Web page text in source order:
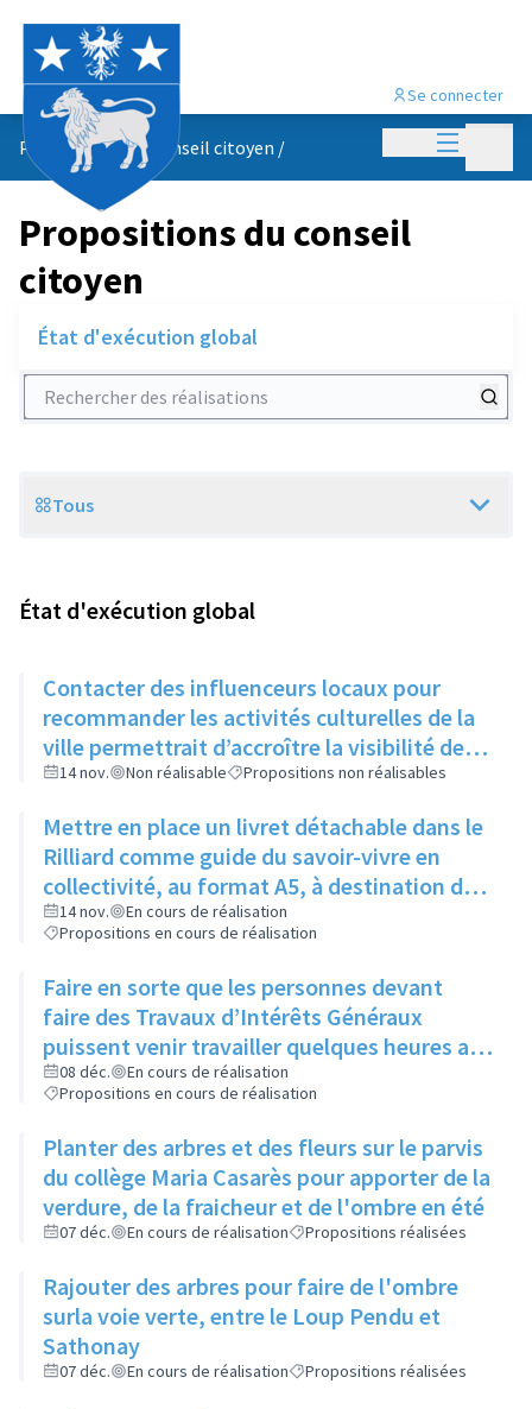
Menu
Se connecter
Propositions du conseil citoyen /
Propositions du conseil
citoyen
État d'exécution global
Rechercher des réalisations
Scope
Tous
État d'exécution global
Contacter des influenceurs locaux pour
recommander les activités culturelles de la
ville permettrait d’accroître la visibilité des
évènements auprès des jeunes
14 nov. Non réalisable Propositions non réalisables
Mettre en place un livret détachable dans le
Rilliard comme guide du savoir-vivre en
collectivité, au format A5, à destination des
immeubles un mois puis des maisons le
mois suivant
14 nov.
En cours de réalisation
Propositions en cours de réalisation
Faire en sorte que les personnes devant
faire des Travaux d’Intérêts Généraux
puissent venir travailler quelques heures aux
restos du cœur dans le cadre de leur
sanction
08 déc.
En cours de réalisation
Propositions en cours de réalisation
Planter des arbres et des fleurs sur le parvis
du collège Maria Casarès pour apporter de la
verdure, de la fraicheur et de l'ombre en été
07 déc. En cours de réalisation Propositions réalisées
Rajouter des arbres pour faire de l'ombre
surla voie verte, entre le Loup Pendu et
Sathonay
07 déc. En cours de réalisation Propositions réalisées